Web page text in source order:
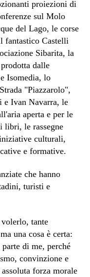
proiezioni di
sul Molo
del Lago, le corse
fantastico Castelli
Sibarita, la
dalle
Isomedia, lo
"Piazzarolo",
e Ivan Navarra, le
aperta e per le
libri, le rassegne
culturali,
e formative.
che hanno
turisti e
volerlo, tante
una cosa è certa:
di me, perché
convinzione e
forza morale